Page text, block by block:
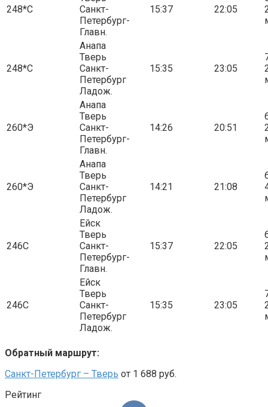
248*С
Санкт-
Петербург-
Главн.
15:37 22:05
248*С
Анапа
Тверь
Санкт-
Петербург
Ладож.
15:35 23:05
260*Э
Анапа
Тверь
Санкт-
Петербург-
Главн.
14:26 20:51
260*Э
Анапа
Тверь
Санкт-
Петербург
Ладож.
14:21 21:08
246С
Ейск
Тверь
Санкт-
Петербург-
Главн.
15:37 22:05
246С
Ейск
Тверь
Санкт-
Петербург
Ладож.
15:35 23:05
Обратный маршрут:
Санкт-Петербург – Тверь от 1 688 руб.
Рейтинг